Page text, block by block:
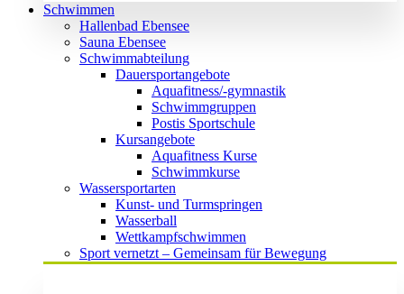
Schwimmen
Hallenbad Ebensee
Sauna Ebensee
Schwimmabteilung
Dauersportangebote
Aquafitness/-gymnastik
Schwimmgruppen
Postis Sportschule
Kursangebote
Aquafitness Kurse
Schwimmkurse
Wassersportarten
Kunst- und Turmspringen
Wasserball
Wettkampfschwimmen
Sport vernetzt – Gemeinsam für Bewegung